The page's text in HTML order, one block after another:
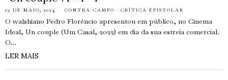
19 DE MAIO, 2024 CONTRA-CAMPO · CRÍTICA EPISTOLAR
O walshiano Pedro Florêncio apresentou em público, no Cinema
Ideal, Un couple (Um Casal, 2022) em dia da sua estreia comercial.
O…
LER MAIS